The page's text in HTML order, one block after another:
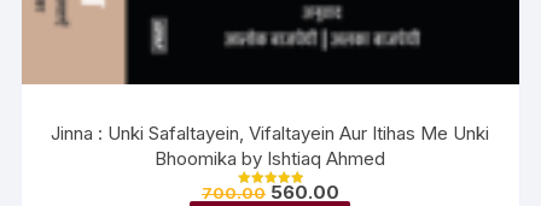
Jinna : Unki Safaltayein, Vifaltayein Aur Itihas Me Unki
Bhoomika by Ishtiaq Ahmed
Rated
700.00 560.00